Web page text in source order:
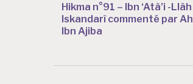
Hikma n°91 – Ibn ‘Atâ’i -
Iskandarî commenté par
Ibn Ajiba